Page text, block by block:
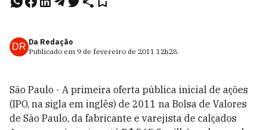
DR Da Redação
Publicado em 9 de fevereiro de 2011 12h28.
São Paulo - A primeira oferta pública inicial de ações
(IPO, na sigla em inglês) de 2011 na Bolsa de Valores
de São Paulo, da fabricante e varejista de calçados